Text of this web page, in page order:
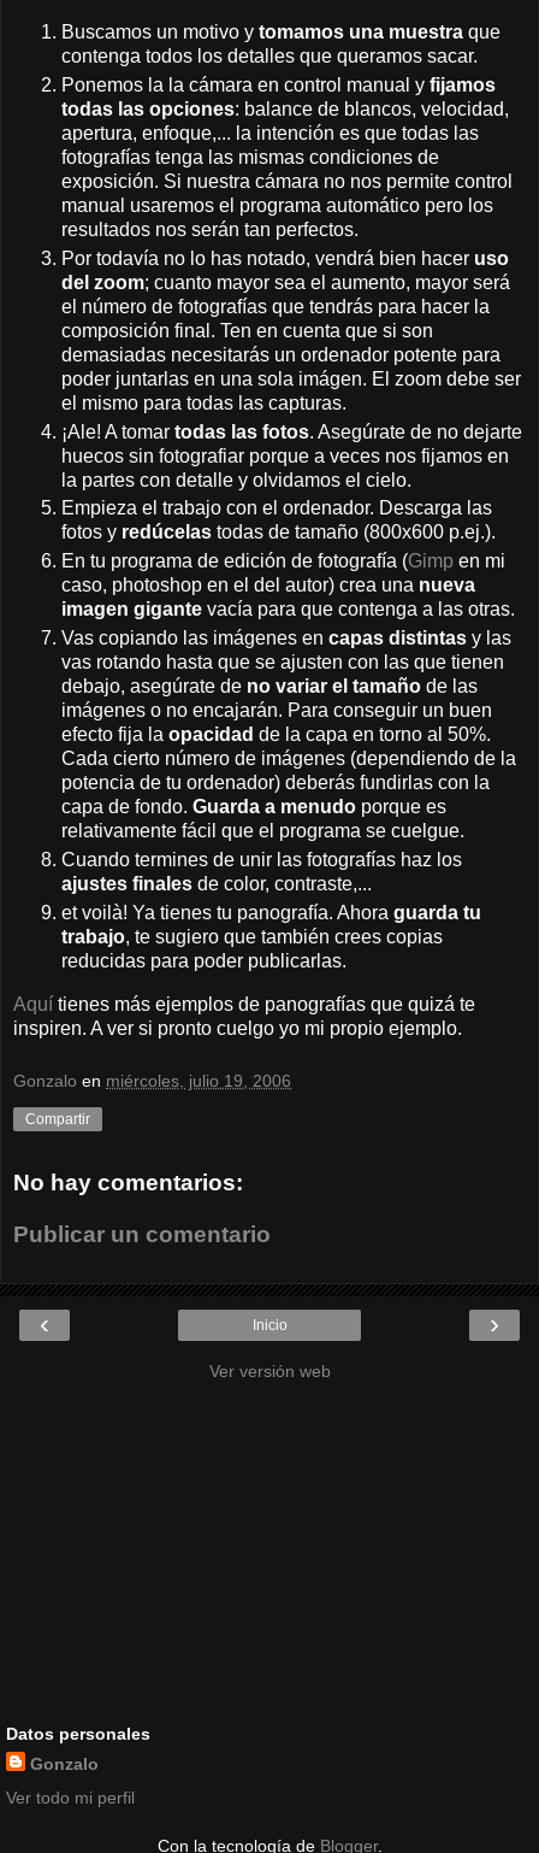
Buscamos un motivo y tomamos una muestra que
contenga todos los detalles que queramos sacar.
Ponemos la la cámara en control manual y fijamos
todas las opciones: balance de blancos, velocidad,
apertura, enfoque,... la intención es que todas las
fotografías tenga las mismas condiciones de
exposición. Si nuestra cámara no nos permite control
manual usaremos el programa automático pero los
resultados nos serán tan perfectos.
Por todavía no lo has notado, vendrá bien hacer uso
del zoom; cuanto mayor sea el aumento, mayor será
el número de fotografías que tendrás para hacer la
composición final. Ten en cuenta que si son
demasiadas necesitarás un ordenador potente para
poder juntarlas en una sola imágen. El zoom debe ser
el mismo para todas las capturas.
¡Ale! A tomar todas las fotos. Asegúrate de no dejarte
huecos sin fotografiar porque a veces nos fijamos en
la partes con detalle y olvidamos el cielo.
Empieza el trabajo con el ordenador. Descarga las
fotos y redúcelas todas de tamaño (800x600 p.ej.).
En tu programa de edición de fotografía (Gimp en mi
caso, photoshop en el del autor) crea una nueva
imagen gigante vacía para que contenga a las otras.
Vas copiando las imágenes en capas distintas y las
vas rotando hasta que se ajusten con las que tienen
debajo, asegúrate de no variar el tamaño de las
imágenes o no encajarán. Para conseguir un buen
efecto fija la opacidad de la capa en torno al 50%.
Cada cierto número de imágenes (dependiendo de la
potencia de tu ordenador) deberás fundirlas con la
capa de fondo. Guarda a menudo porque es
relativamente fácil que el programa se cuelgue.
Cuando termines de unir las fotografías haz los
ajustes finales de color, contraste,...
et voilà! Ya tienes tu panografía. Ahora guarda tu
trabajo, te sugiero que también crees copias
reducidas para poder publicarlas.
Aquí tienes más ejemplos de panografías que quizá te
inspiren. A ver si pronto cuelgo yo mi propio ejemplo.
Gonzalo en miércoles, julio 19, 2006
Compartir
No hay comentarios:
Publicar un comentario
‹ ›
Inicio
Ver versión web
Datos personales
Gonzalo
Ver todo mi perfil
Con la tecnología de Blogger.